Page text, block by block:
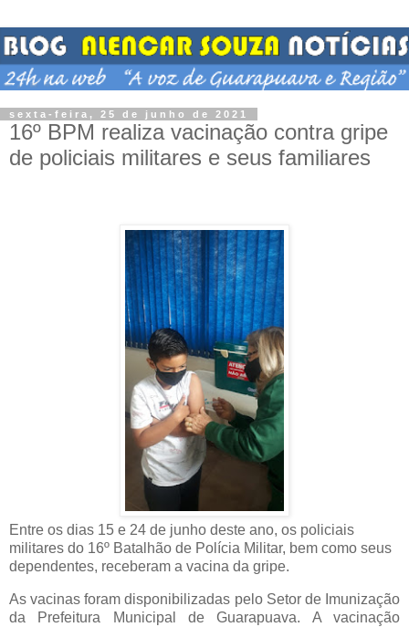
sexta-feira, 25 de junho de 2021
16º BPM realiza vacinação contra gripe
de policiais militares e seus familiares
Entre os dias 15 e 24 de junho deste ano, os policiais
militares do 16º Batalhão de Polícia Militar, bem como seus
dependentes, receberam a vacina da gripe.
As vacinas foram disponibilizadas pelo Setor de Imunização
da Prefeitura Municipal de Guarapuava. A vacinação